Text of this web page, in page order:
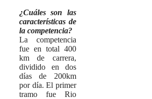
¿Cuáles son las
características de
la competencia?
La competencia
fue en total 400
km de carrera,
dividido en dos
días de 200km
por día. El primer
tramo fue Rio